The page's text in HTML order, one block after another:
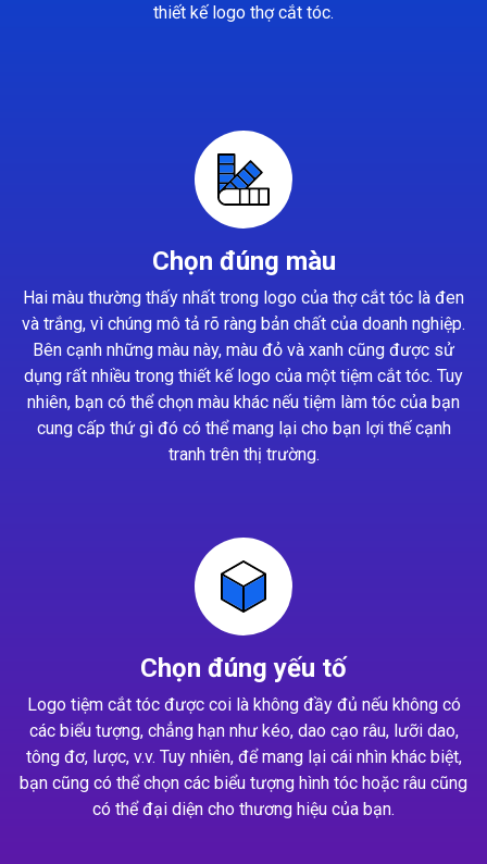
thiết kế logo thợ cắt tóc.
Chọn đúng màu
Hai màu thường thấy nhất trong logo của thợ cắt tóc là đen
và trắng, vì chúng mô tả rõ ràng bản chất của doanh nghiệp.
Bên cạnh những màu này, màu đỏ và xanh cũng được sử
dụng rất nhiều trong thiết kế logo của một tiệm cắt tóc. Tuy
nhiên, bạn có thể chọn màu khác nếu tiệm làm tóc của bạn
cung cấp thứ gì đó có thể mang lại cho bạn lợi thế cạnh
tranh trên thị trường.
Chọn đúng yếu tố
Logo tiệm cắt tóc được coi là không đầy đủ nếu không có
các biểu tượng, chẳng hạn như kéo, dao cạo râu, lưỡi dao,
tông đơ, lược, v.v. Tuy nhiên, để mang lại cái nhìn khác biệt,
bạn cũng có thể chọn các biểu tượng hình tóc hoặc râu cũng
có thể đại diện cho thương hiệu của bạn.